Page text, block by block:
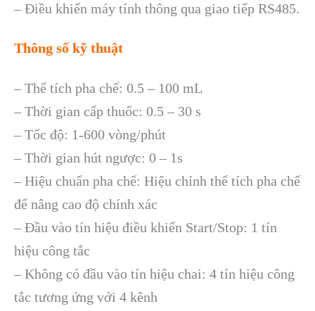
– Điều khiển máy tính thông qua giao tiếp RS485.
Thông số kỹ thuật
– Thể tích pha chế: 0.5 – 100 mL
– Thời gian cấp thuốc: 0.5 – 30 s
– Tốc độ: 1-600 vòng/phút
– Thời gian hút ngược: 0 – 1s
– Hiệu chuẩn pha chế: Hiệu chỉnh thể tích pha chế
để nâng cao độ chính xác
– Đầu vào tín hiệu điều khiển Start/Stop: 1 tín
hiệu công tắc
– Không có đầu vào tín hiệu chai: 4 tín hiệu công
tắc tương ứng với 4 kênh